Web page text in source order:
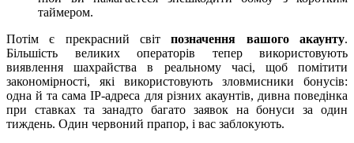
таймером.
Потім є прекрасний світпозначення вашого акаунту.
Більшість великих операторів тепер використовують
виявлення шахрайства в реальному часі, щоб помітити
закономірності, які використовують зловмисники бонусів:
одна й та сама IP-адреса для різних акаунтів, дивна поведінка
при ставках та занадто багато заявок на бонуси за один
тиждень. Один червоний прапор, і вас заблокують.